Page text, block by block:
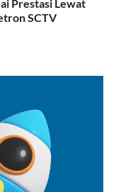
Prestasi Lewat
SCTV